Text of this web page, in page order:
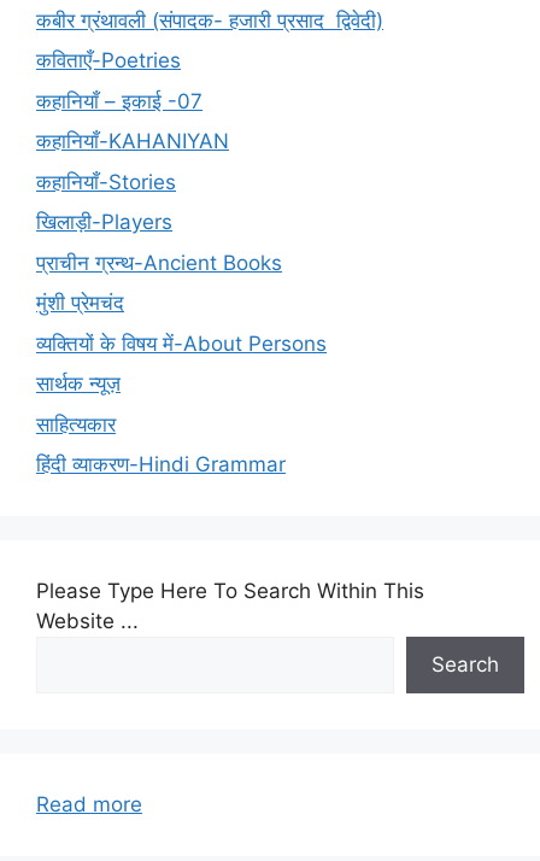
कबीर ग्रंथावली (संपादक- हजारी प्रसाद द्विवेदी)
कविताएँ-Poetries
कहानियाँ – इकाई -07
कहानियाँ-KAHANIYAN
कहानियाँ-Stories
खिलाड़ी-Players
प्राचीन ग्रन्थ-Ancient Books
मुंशी प्रेमचंद
व्यक्तियों के विषय में-About Persons
सार्थक न्यूज़
साहित्यकार
हिंदी व्याकरण-Hindi Grammar
Please Type Here To Search Within This
Website ...
Search
Read more